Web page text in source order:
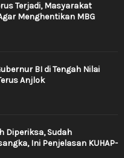
Terjadi, Masyarakat
Menghentikan MBG
BI di Tengah Nilai
Anjlok
Diperiksa, Sudah
Ini Penjelasan KUHAP-